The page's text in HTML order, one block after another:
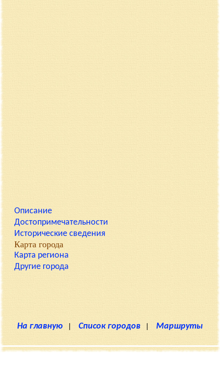
Описание
Достопримечательности
Исторические сведения
Карта города
Карта региона
Другие города
На главную | Список городов | Маршруты